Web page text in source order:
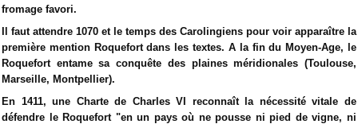
fromage favori.
Il faut attendre 1070 et le temps des Carolingiens pour voir apparaître la
première mention Roquefort dans les textes. A la fin du Moyen-Age, le
Roquefort entame sa conquête des plaines méridionales (Toulouse,
Marseille, Montpellier).
En 1411, une Charte de Charles VI reconnaît la nécessité vitale de
défendre le Roquefort "en un pays où ne pousse ni pied de vigne, ni